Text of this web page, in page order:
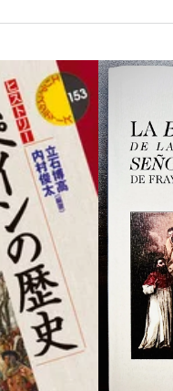
的、宗教的、
アラブ研究に
法を持ちこ
が絶えないア
をとおし
期的な視点
っている。